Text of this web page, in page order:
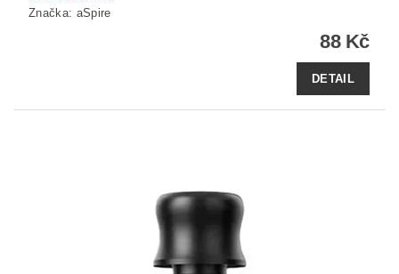
Značka: aSpire
88 Kč
DETAIL